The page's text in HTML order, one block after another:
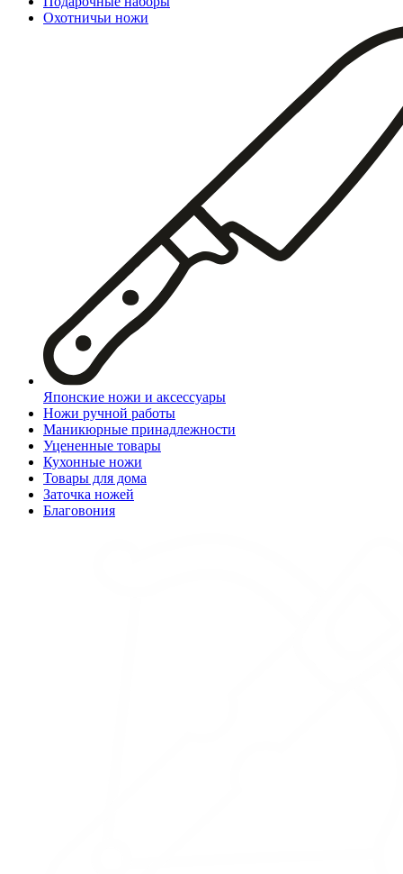
Охотничьи ножи
Японские ножи и аксессуары
Ножи ручной работы
Маникюрные принадлежности
Уцененные товары
Кухонные ножи
Товары для дома
Заточка ножей
Благовония